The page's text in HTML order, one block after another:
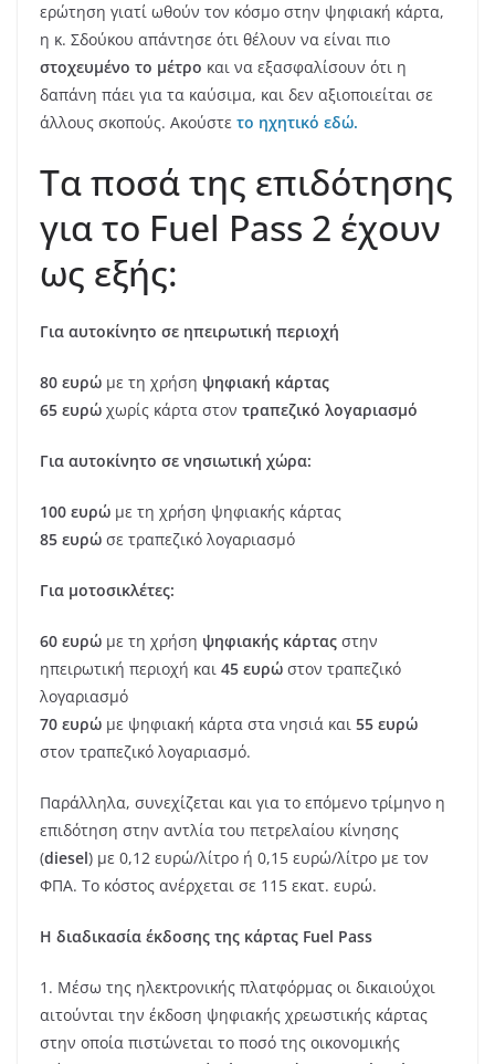
ερώτηση γιατί ωθούν τον κόσμο στην ψηφιακή κάρτα,
η κ. Σδούκου απάντησε ότι θέλουν να είναι πιο
στοχευμένο το μέτρο και να εξασφαλίσουν ότι η
δαπάνη πάει για τα καύσιμα, και δεν αξιοποιείται σε
άλλους σκοπούς. Ακούστε το ηχητικό εδώ.
Τα ποσά της επιδότησης
για το Fuel Pass 2 έχουν
ως εξής:
Για αυτοκίνητο σε ηπειρωτική περιοχή
80 ευρώ με τη χρήση ψηφιακή κάρτας
65 ευρώ χωρίς κάρτα στον τραπεζικό λογαριασμό
Για αυτοκίνητο σε νησιωτική χώρα:
100 ευρώ με τη χρήση ψηφιακής κάρτας
85 ευρώ σε τραπεζικό λογαριασμό
Για μοτοσικλέτες:
60 ευρώ με τη χρήση ψηφιακής κάρτας στην
ηπειρωτική περιοχή και 45 ευρώ στον τραπεζικό
λογαριασμό
70 ευρώ με ψηφιακή κάρτα στα νησιά και 55 ευρώ
στον τραπεζικό λογαριασμό.
Παράλληλα, συνεχίζεται και για το επόμενο τρίμηνο η
επιδότηση στην αντλία του πετρελαίου κίνησης
(diesel) με 0,12 ευρώ/λίτρο ή 0,15 ευρώ/λίτρο με τον
ΦΠΑ. Το κόστος ανέρχεται σε 115 εκατ. ευρώ.
Η διαδικασία έκδοσης της κάρτας Fuel Pass
1. Μέσω της ηλεκτρονικής πλατφόρμας οι δικαιούχοι
αιτούνται την έκδοση ψηφιακής χρεωστικής κάρτας
στην οποία πιστώνεται το ποσό της οικονομικής